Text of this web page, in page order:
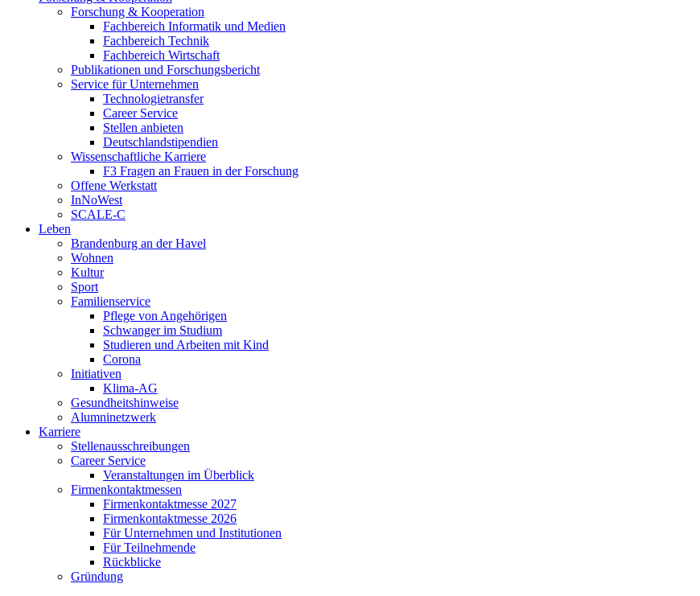
Forschung & Kooperation
Fachbereich Informatik und Medien
Fachbereich Technik
Fachbereich Wirtschaft
Publikationen und Forschungsbericht
Service für Unternehmen
Technologietransfer
Career Service
Stellen anbieten
Deutschlandstipendien
Wissenschaftliche Karriere
F3 Fragen an Frauen in der Forschung
Offene Werkstatt
InNoWest
SCALE-C
Leben
Brandenburg an der Havel
Wohnen
Kultur
Sport
Familienservice
Pflege von Angehörigen
Schwanger im Studium
Studieren und Arbeiten mit Kind
Corona
Initiativen
Klima-AG
Gesundheitshinweise
Alumninetzwerk
Karriere
Stellenausschreibungen
Career Service
Veranstaltungen im Überblick
Firmenkontaktmessen
Firmenkontaktmesse 2027
Firmenkontaktmesse 2026
Für Unternehmen und Institutionen
Für Teilnehmende
Rückblicke
Gründung